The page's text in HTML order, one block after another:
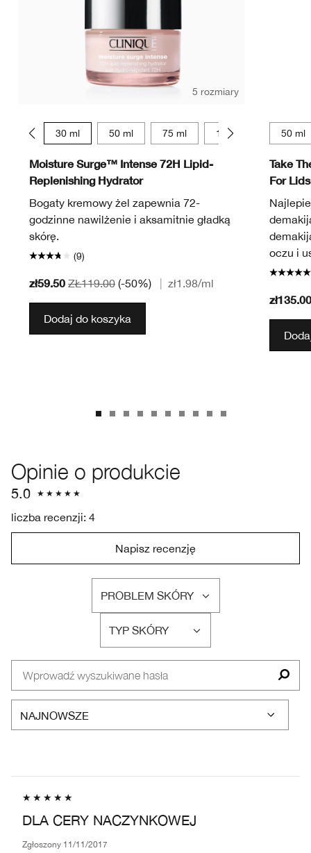
5 rozmiary
30 ml 50 ml 75 ml 125 ml
Moisture Surge™ Intense 72H Lipid-
Replenishing Hydrator
Bogaty kremowy żel zapewnia 72-
godzinne nawilżenie i aksamitnie gładką
skórę.
(9)
zł59.50 ZŁ119.00 (-50%) zł1.98/ml
Dodaj do koszyka
50 ml
Take
For
oczu i
zł135.00
Opinie o produkcie
5.0
liczba recenzji: 4
Napisz recenzję
PROBLEM SKÓRY
FILTRUJ
RECENZJE
WEDŁUG
PROBLEM
SKÓRY
TYP SKÓRY
FILTRUJ
TYP
DLA CERY NACZYNKOWEJ
Zgłoszony 11/11/2017